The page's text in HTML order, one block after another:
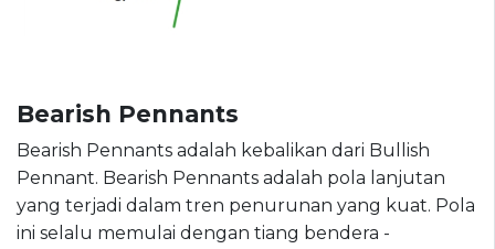
Bearish Pennants
Bearish Pennants adalah kebalikan dari Bullish
Pennant. Bearish Pennants adalah pola lanjutan
yang terjadi dalam tren penurunan yang kuat. Pola
ini selalu memulai dengan tiang bendera -